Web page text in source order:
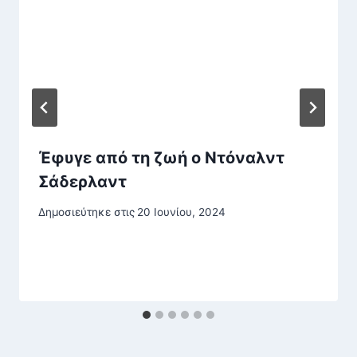
Έφυγε από τη ζωή ο Ντόναλντ
Σάδερλαντ
Δημοσιεύτηκε στις 20 Ιουνίου, 2024